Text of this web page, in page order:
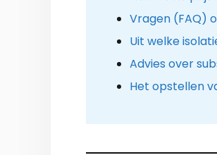
Vragen (FAQ)
Uit welke
Advies over
Het opstellen